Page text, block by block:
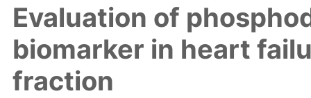
Evaluation of
biomarker in heart
fraction